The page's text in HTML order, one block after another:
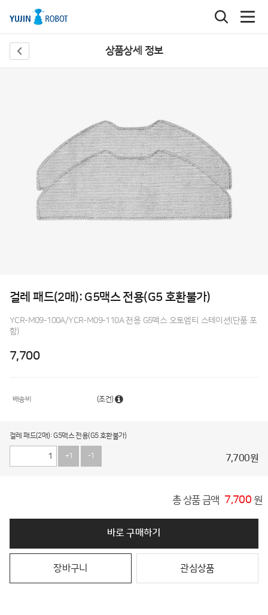
상품상세 정보
걸레 패드(2매): G5맥스 전용(G5 호환불가)
YCR-M09-100A/YCR-M09-110A 전용 G5맥스 오토엠티 스테이션(단품 포
함)
7,700
배송비 (조건)
걸레 패드(2매): G5맥스 전용(G5 호환불가)
+1 -1 7,700원
총 상품 금액 7,700 원
바로 구매하기
장바구니 관심상품